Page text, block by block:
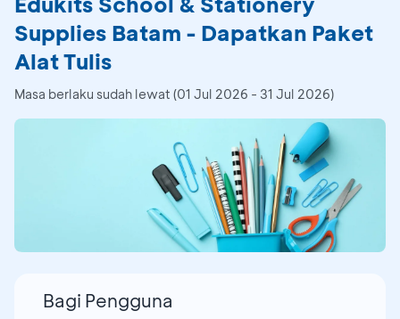
Supplies Batam - Dapatkan Paket
Alat Tulis
Masa berlaku sudah lewat (01 Jul 2026 - 31 Jul 2026)
Bagi Pengguna